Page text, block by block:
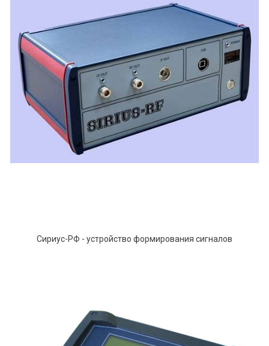
Сириус-РФ - устройство формирования сигналов